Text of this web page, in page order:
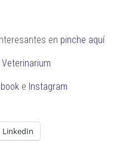
en pinche aquí
Veterinarium
e Instagram
LinkedIn